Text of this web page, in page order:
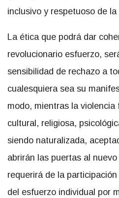
inclusivo y respetuoso de la
La ética que podrá dar
revolucionario esfuerzo,
sensibilidad de rechazo a
cualesquiera sea su
modo, mientras la violencia
cultural, religiosa,
siendo naturalizada,
abrirán las puertas al
requerirá de la
del esfuerzo individual por